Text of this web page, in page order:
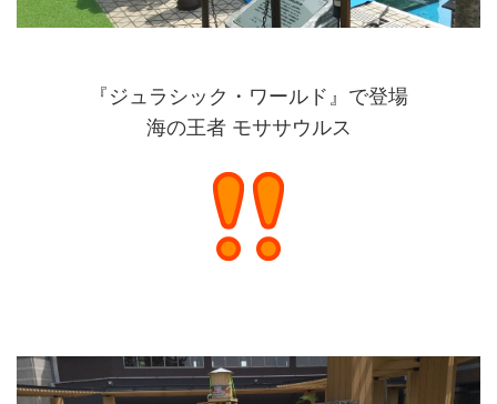
『ジュラシック・ワールド』で登場
海の王者 モササウルス